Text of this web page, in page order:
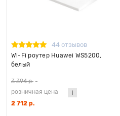
44 отзывов
Wi-Fi роутер Huawei WS5200,
белый
3 394 р. -
розничная цена
2 712 р.